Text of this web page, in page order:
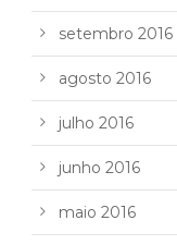
setembro 2016
agosto 2016
julho 2016
junho 2016
maio 2016